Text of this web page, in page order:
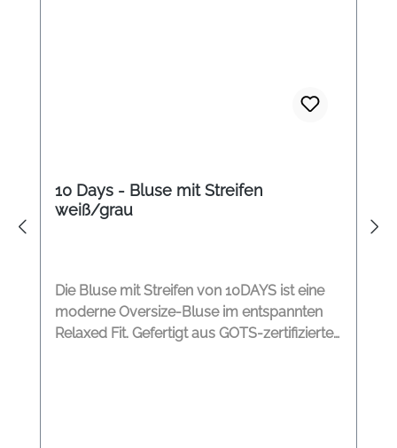
10 Days - Bluse mit Streifen
weiß/grau
Die Bluse mit Streifen von 10DAYS ist eine
moderne Oversize-Bluse im entspannten
Relaxed Fit. Gefertigt aus GOTS-zertifizierter